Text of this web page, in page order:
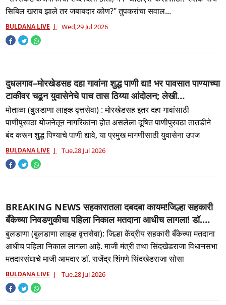
इशारा
सिबिल खराब झाले तर जबाबदार कोण?" तुपकरांचा सवाल...
BULDANA LIVE Wed,29 Jul 2026
दुधलगाव–मोरखेडसह दहा गावांना शुद्ध पाणी द्या! भर पावसात पाण्याच्या
टाकीवर चढून युवासेनेचे पाच तास ठिय्या आंदोलन; लेखी
आश्वासनानंतरच माघार, अन्यथा आठ दिवसांनी आत्मदहनाचा इशारा...
मोताळा (बुलडाणा लाइव्ह वृत्तसेवा) : मोरखेडसह इतर दहा गावांसाठी
पाणीपुरवठा योजनेतून नागरिकांना होत असलेला दूषित पाणीपुरवठा तातडीने
बंद करून शुद्ध पिण्याचे पाणी द्यावे, या प्रमुख मागणीसाठी युवासेना उपज
BULDANA LIVE Tue,28 Jul 2026
BREAKING NEWS सहकारातला दबदबा कायम!जिल्हा सहकारी
बँकेच्या निवडणुकीचा पहिला निकाल मतदाना आधीच लागला! डॉ.
राजेंद्र शिंगणे अविरोध.....
बुलडाणा (बुलडाणा लाइव्ह वृत्तसेवा): जिल्हा केंद्रीय सहकारी बँकेच्या मतदाना
आधीच पहिला निकाल लागला आहे. माजी मंत्री तथा सिंदखेडराजा विधानसभा
मतदारसंघाचे माजी आमदार डॉ. राजेंद्र शिंगणे सिंदखेडराजा सोसा
BULDANA LIVE Tue,28 Jul 2026